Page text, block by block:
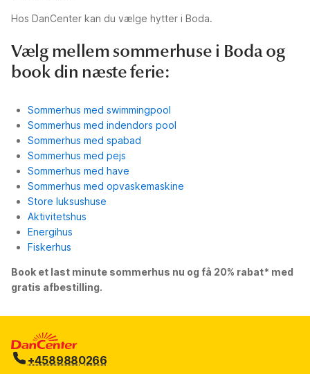
Hos DanCenter kan du vælge hytter i Boda.
Vælg mellem sommerhuse i Boda og
book din næste ferie:
Sommerhus med swimmingpool
Sommerhus med indendors pool
Sommerhus med spabad
Sommerhus med pejs
Sommerhus med have
Sommerhus med opvaskemaskine
Store luksushuse
Aktivitetshus
Energihus
Fiskerhus
Book et last minute sommerhus nu og få 20% rabat* med
gratis afbestilling.
+4589880266